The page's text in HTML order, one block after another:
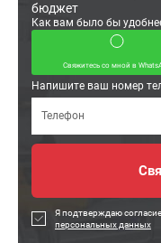
бюджет
Как вам было бы
Свяжитесь со мной в
Напишите ваш номер
Я подтверждаю
персональных данных